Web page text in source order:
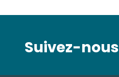
Suivez-nous